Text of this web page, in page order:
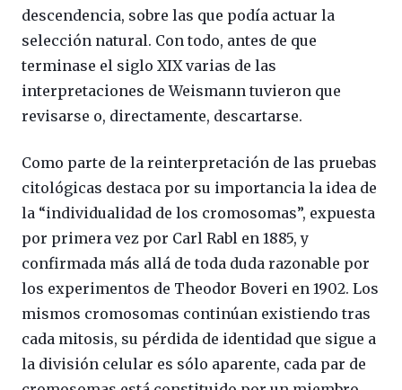
descendencia, sobre las que podía actuar la
selección natural. Con todo, antes de que
terminase el siglo XIX varias de las
interpretaciones de Weismann tuvieron que
revisarse o, directamente, descartarse.
Como parte de la reinterpretación de las pruebas
citológicas destaca por su importancia la idea de
la “individualidad de los cromosomas”, expuesta
por primera vez por Carl Rabl en 1885, y
confirmada más allá de toda duda razonable por
los experimentos de Theodor Boveri en 1902. Los
mismos cromosomas continúan existiendo tras
cada mitosis, su pérdida de identidad que sigue a
la división celular es sólo aparente, cada par de